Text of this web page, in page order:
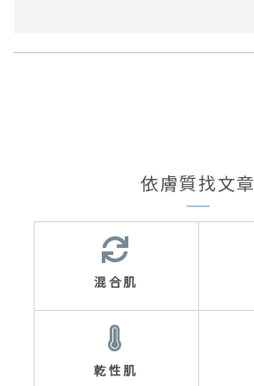
依膚質找文章
混合肌
乾性肌